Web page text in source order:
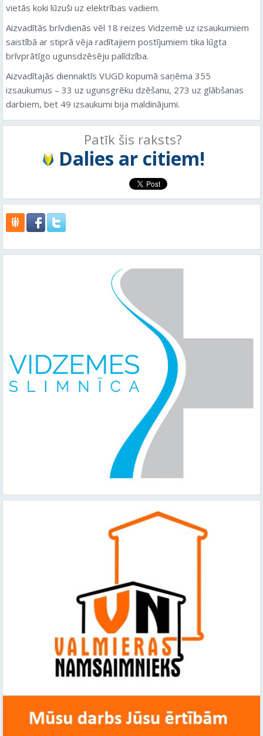
vietās koki lūzuši uz elektrības vadiem.
Aizvadītās brīvdienās vēl 18 reizes Vidzemē uz izsaukumiem
saistībā ar stiprā vēja radītajiem postījumiem tika lūgta
brīvprātīgo ugunsdzēsēju palīdzība.
Aizvadītajās diennaktīs VUGD kopumā saņēma 355
izsaukumus – 33 uz ugunsgrēku dzēšanu, 273 uz glābšanas
darbiem, bet 49 izsaukumi bija maldinājumi.
Patīk šis raksts?
Dalies ar citiem!